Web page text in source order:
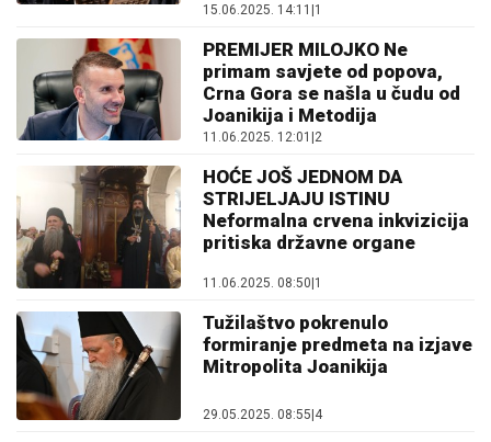
15.06.2025. 14:11 |1
PREMIJER MILOJKO Ne
primam savjete od popova,
Crna Gora se našla u čudu od
Joanikija i Metodija
11.06.2025. 12:01 |2
HOĆE JOŠ JEDNOM DA
STRIJELJAJU ISTINU
Neformalna crvena inkvizicija
pritiska državne organe
11.06.2025. 08:50|1
Tužilaštvo pokrenulo
formiranje predmeta na izjave
Mitropolita Joanikija
29.05.2025. 08:55 4